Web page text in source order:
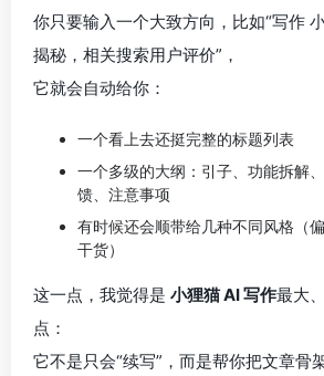
你只要输入一个大致方向，比如“写作
揭秘，相关搜索用户评价”，
它就会自动给你：
一个看上去还挺完整的标题列表
一个多级的大纲：引子、功能拆解
馈、注意事项
有时候还会顺带给几种不同风格（
干货）
这一点，我觉得是 小狸猫 AI 写作最大
点：
它不是只会“续写”，而是帮你把文章骨